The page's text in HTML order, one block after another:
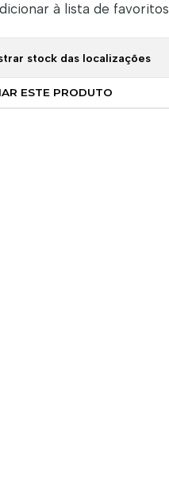
à lista de favoritos
stock das localizações
ESTE PRODUTO